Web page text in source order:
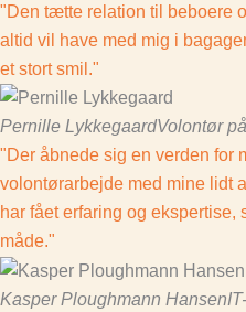
"Den tætte relation til beboere
altid vil have med mig i
et stort smil."
Pernille LykkegaardVolontør
"Der åbnede sig en verden for
volontørarbejde med mine lidt
har fået erfaring og
måde."
Kasper Ploughmann Hansen